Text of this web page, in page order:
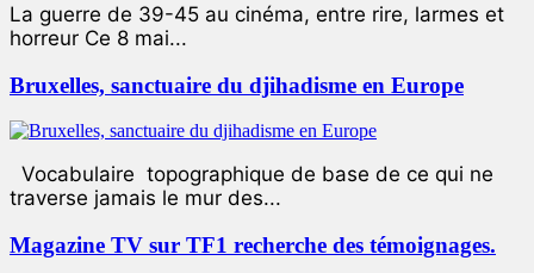
La guerre de 39-45 au cinéma, entre rire, larmes et
horreur Ce 8 mai...
Bruxelles, sanctuaire du djihadisme en Europe
Vocabulaire topographique de base de ce qui ne
traverse jamais le mur des...
Magazine TV sur TF1 recherche des témoignages.